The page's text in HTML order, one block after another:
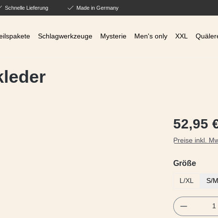
Schnelle Lieferung Made in Germany
Schlagwerkzeuge Mysterie Men's only XXL
Regulärer
52,95
Preise inkl.
Größe
L/XL S/M
Produkt